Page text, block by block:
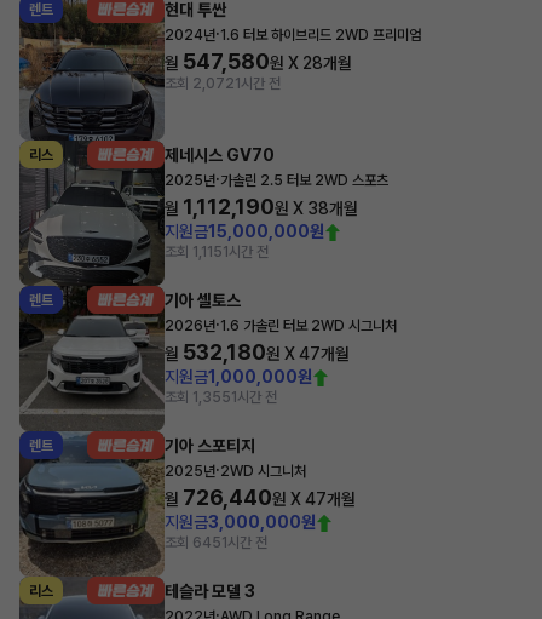
렌트 현대 투싼
2024년·1.6 터보 하이브리드 2WD 프리미엄
월 547,580원 X 28개월
조회 2,0721시간 전
리스 제네시스 GV70
2025년·가솔린 2.5 터보 2WD 스포츠
월 1,112,190원 X 38개월
지원금15,000,000원
조회 1,1151시간 전
렌트 기아 셀토스
2026년·1.6 가솔린 터보 2WD 시그니처
월 532,180원 X47개월
지원금1,000,000원
조회 1,3551시간 전
렌트 기아 스포티지
2025년·2WD 시그니처
월 726,440원 X47개월
지원금3,000,000원
조회 6451시간 전
리스 테슬라 모델 3